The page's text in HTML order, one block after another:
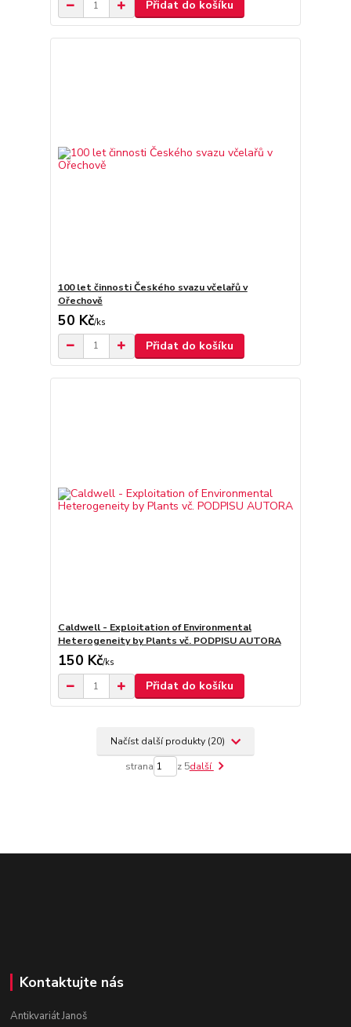
Přidat do košíku
100 let činnosti Českého svazu včelařů v
Ořechově
50 Kč/ks
Přidat do košíku
Caldwell - Exploitation of Environmental
Heterogeneity by Plants vč. PODPISU AUTORA
150 Kč/ks
Přidat do košíku
Načíst další produkty (20)
strana z 5další
Kontaktujte nás
Antikvariát Janoš